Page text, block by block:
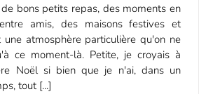
bons petits repas, des moments en
amis, des maisons festives et
une atmosphère particulière qu'on ne
ce moment-là. Petite, je croyais à
Noël si bien que je n'ai, dans un
tout [...]